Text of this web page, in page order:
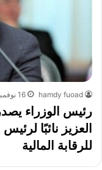
hamdy fuoad 16 نوفمبر، 2025
رئيس الوزراء
العزيز نائبًا
للرقابة المالية